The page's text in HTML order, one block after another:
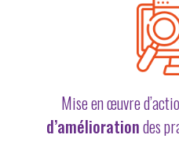
Mise en œuvre
d’améliorationdes